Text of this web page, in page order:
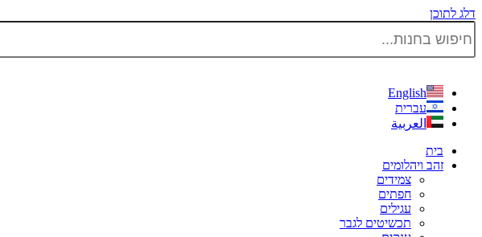
דלג לתוכן
English
עברית
العربية
בית
זהב ויהלומים
צמידים
חפתים
עגילים
תכשיטים לגבר